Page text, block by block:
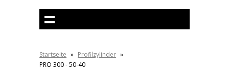
Startseite » Profilzylinder »
PRO 300 - 50-40